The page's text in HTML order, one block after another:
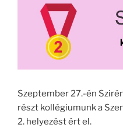
Szeptember 27.-én
részt kollégiumunk a
2. helyezést ért el.